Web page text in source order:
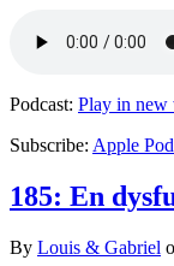
Podcast: Play in
Subscribe: Apple
185: En
By Louis & Gabriel